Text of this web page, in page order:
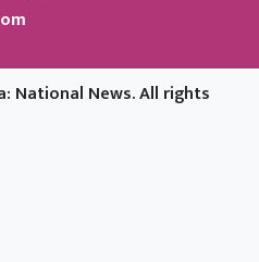
National News. All rights